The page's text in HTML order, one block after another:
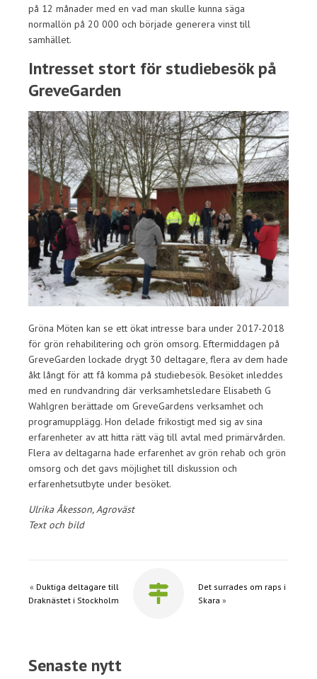
på 12 månader med en vad man skulle kunna säga
normallön på 20 000 och började generera vinst till
samhället.
Intresset stort för studiebesök på
GreveGarden
Gröna Möten kan se ett ökat intresse bara under 2017-2018
för grön rehabilitering och grön omsorg. Eftermiddagen på
GreveGarden lockade drygt 30 deltagare, flera av dem hade
åkt långt för att få komma på studiebesök. Besöket inleddes
med en rundvandring där verksamhetsledare Elisabeth G
Wahlgren berättade om GreveGardens verksamhet och
programupplägg. Hon delade frikostigt med sig av sina
erfarenheter av att hitta rätt väg till avtal med primärvården.
Flera av deltagarna hade erfarenhet av grön rehab och grön
omsorg och det gavs möjlighet till diskussion och
erfarenhetsutbyte under besöket.
Ulrika Åkesson, Agroväst
Text och bild
« Duktiga deltagare till
Draknästet i Stockholm
Det surrades om raps i
Skara »
Senaste nytt